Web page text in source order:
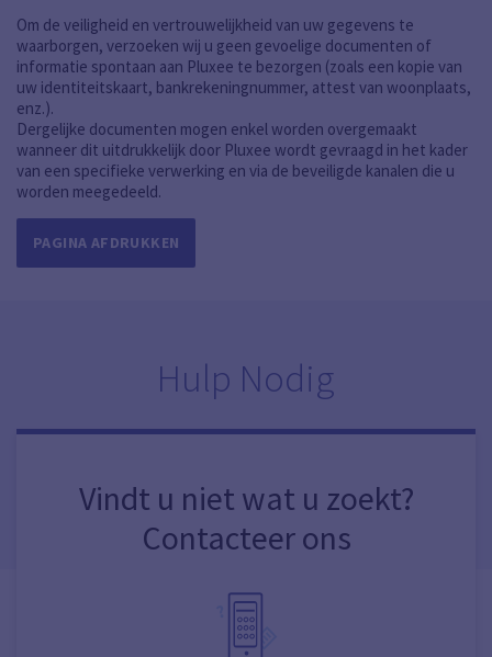
Om de veiligheid en vertrouwelijkheid van uw gegevens te
waarborgen, verzoeken wij u geen gevoelige documenten of
informatie spontaan aan Pluxee te bezorgen (zoals een kopie van
uw identiteitskaart, bankrekeningnummer, attest van woonplaats,
enz.).
Dergelijke documenten mogen enkel worden overgemaakt
wanneer dit uitdrukkelijk door Pluxee wordt gevraagd in het kader
van een specifieke verwerking en via de beveiligde kanalen die u
worden meegedeeld.
PAGINA AFDRUKKEN
Hulp Nodig
Vindt u niet wat u zoekt?
Contacteer ons